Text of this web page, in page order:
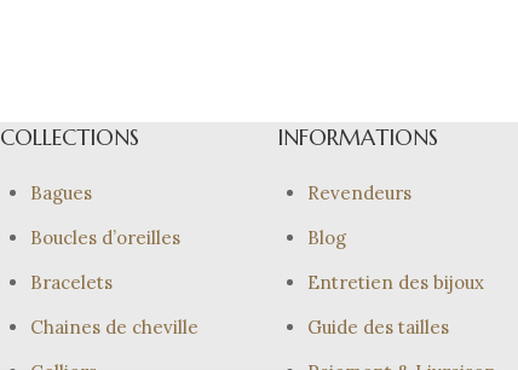
COLLECTIONS
Bagues
Boucles d’oreilles
Bracelets
Chaines de cheville
INFORMATIONS
Revendeurs
Blog
Entretien des bijoux
Guide des tailles